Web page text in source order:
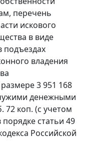
перечень
искового
в виде
подъездах
владения
3 951 168
денежными
72 коп. (с учетом
статьи 49
Российской